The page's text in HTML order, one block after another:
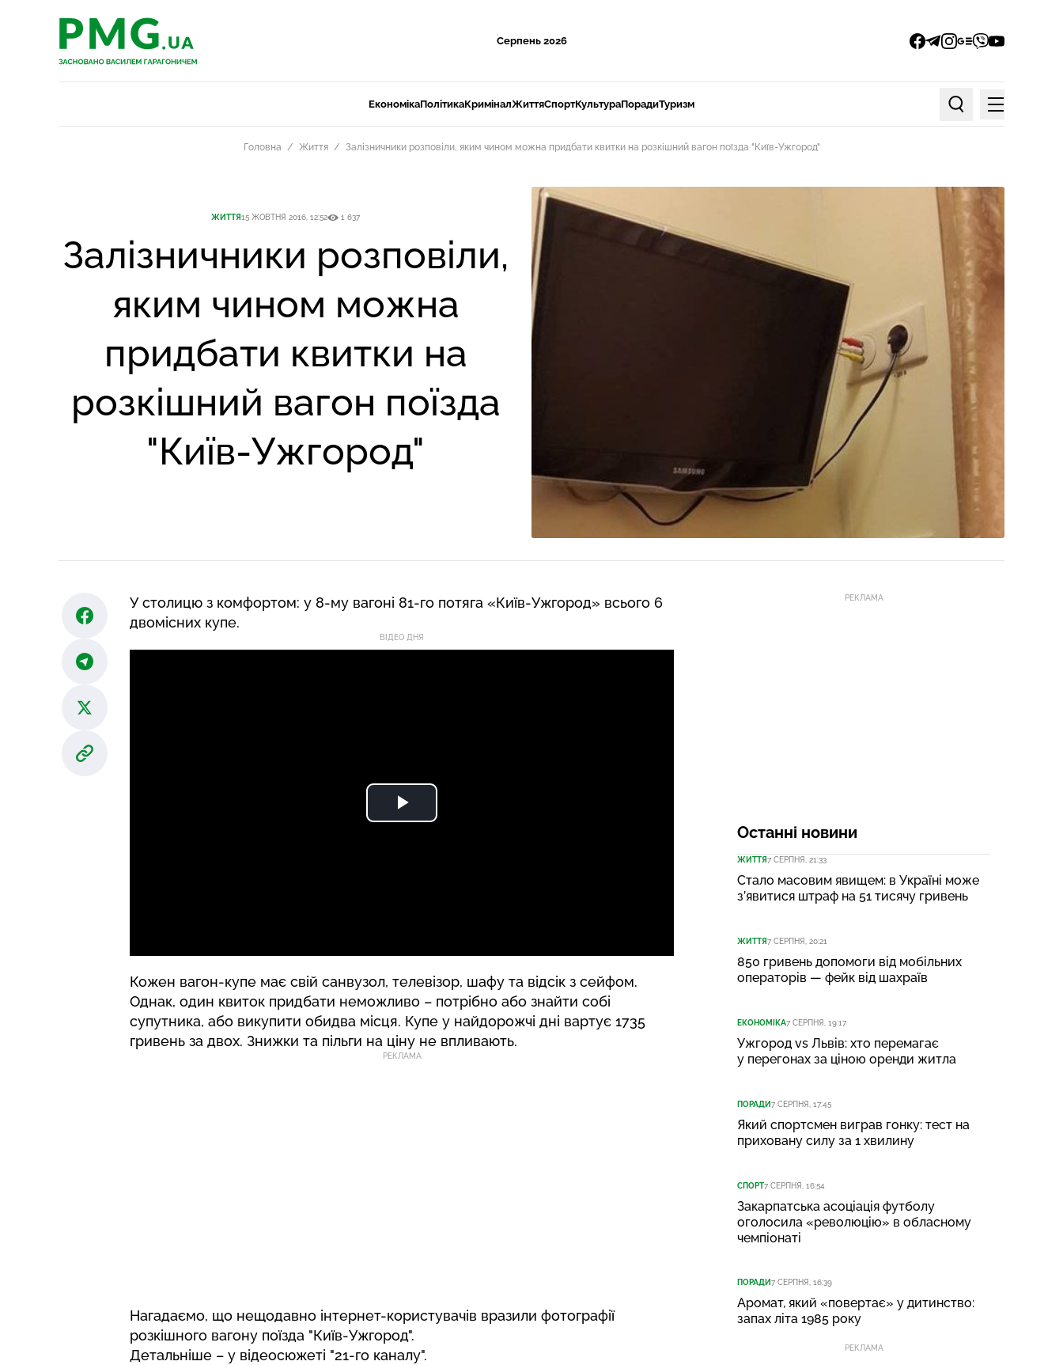
PMG.ua
Серпень 2026
facebook
telegram
instagram
google_news
viberyoutube
PMG.ua
ЕкономікаПолітикаКриміналЖиттяСпортКультураПорадиТуризм
Пошук по статтях
Меню
Головна Життя Залізничники розповіли, яким чином можна придбати квитки на розкішний вагон поїзда "Київ-Ужгород"
ЖИТТЯ15 ЖОВТНЯ 2016, 12:52 1 637
Залізничники розповіли,
яким чином можна
придбати квитки на
розкішний вагон поїзда
"Київ-Ужгород"
У столицю з комфортом: у 8-му вагоні 81-го потяга «Київ-Ужгород» всього 6
двомісних купе.
ВІДЕО ДНЯ
Кожен вагон-купе має свій санвузол, телевізор, шафу та відсік з сейфом.
Однак, один квиток придбати неможливо – потрібно або знайти собі
супутника, або викупити обидва місця. Купе у найдорожчі дні вартує 1735
гривень за двох. Знижки та пільги на ціну не впливають.
РЕКЛАМА
Нагадаємо, що нещодавно інтернет-користувачів вразили фотографії
розкішного вагону поїзда "Київ-Ужгород".
Детальніше – у відеосюжеті "21-го каналу".
РЕКЛАМА
Останні новини
ЖИТТЯ7 СЕРПНЯ, 21:33
Стало масовим явищем: в Україні може
з’явитися штраф на 51 тисячу гривень
ЖИТТЯ7 СЕРПНЯ, 20:21
850 гривень допомоги від мобільних
операторів — фейк від шахраїв
ЕКОНОМІКА7 СЕРПНЯ, 19:17
Ужгород vs Львів: хто перемагає
у перегонах за ціною оренди житла
ПОРАДИ7 СЕРПНЯ, 17:45
Який спортсмен виграв гонку: тест на
приховану силу за 1 хвилину
СПОРТ7 СЕРПНЯ, 16:54
Закарпатська асоціація футболу
оголосила «революцію» в обласному
чемпіонаті
ПОРАДИ7 СЕРПНЯ, 16:39
Аромат, який «повертає» у дитинство:
запах літа 1985 року
РЕКЛАМА